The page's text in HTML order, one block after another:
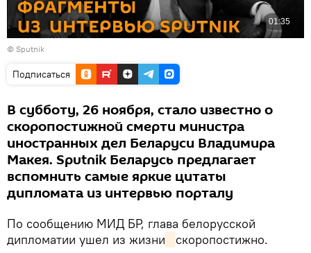
© Sputnik
Подписаться
В субботу, 26 ноября, стало известно о
скоропостижной смерти министра
иностранных дел Беларуси Владимира
Макея. Sputnik Беларусь предлагает
вспомнить самые яркие цитаты
дипломата из интервью порталу
По сообщению МИД БР, глава белорусской
дипломатии ушел из жизни
скоропостижно.